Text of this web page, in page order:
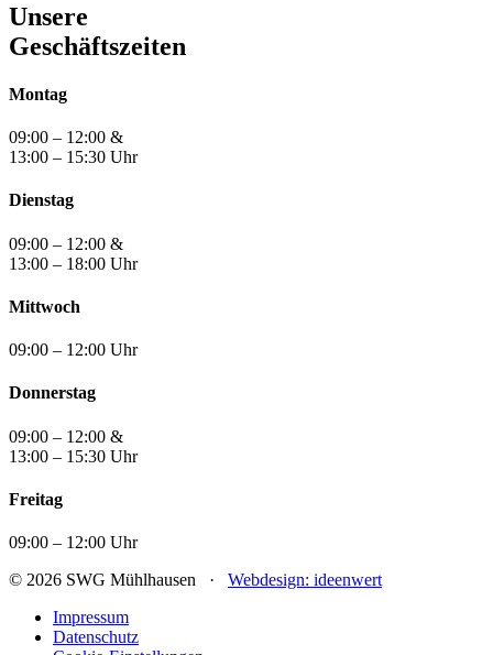
Unsere
Geschäftszeiten
Montag
09:00 – 12:00 &
13:00 – 15:30 Uhr
Dienstag
09:00 – 12:00 &
13:00 – 18:00 Uhr
Mittwoch
09:00 – 12:00 Uhr
Donnerstag
09:00 – 12:00 &
13:00 – 15:30 Uhr
Freitag
09:00 – 12:00 Uhr
© 2026 SWG Mühlhausen · Webdesign: ideenwert
Impressum
Datenschutz